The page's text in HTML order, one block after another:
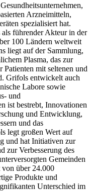
Arzneimitteln,
spezialisiert hat.
führender Akteur in der
100 Ländern weltweit
liegt auf der Sammlung,
Plasma, das zur
Patienten mit seltenen und
Grifols entwickelt auch
Labore sowie
und
ist bestrebt, Innovationen
und Entwicklung,
und das
legt großen Wert auf
und hat Initiativen zur
zur Verbesserung des
Gemeinden
über 24.000
Produkte und
Unterschied im